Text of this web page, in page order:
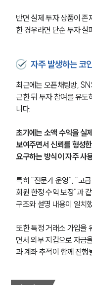
반면 실제 투자 상품이 존
한 경우라면 단순 투자 실
자주 발생하는 코
최근에는 오픈채팅방,
근한 뒤 투자 참여를 유도
니다.
초기에는 소액 수익을 실
보여주면서 신뢰를 형성
요구하는 방식이 자주 사
특히 “전문가 운영”, “고
회원 한정 수익 보장”과
구조와 설명 내용이 일치
또한 특정 거래소 가입을
면서 외부 지갑으로 자금
과 계좌 추적이 함께 진행